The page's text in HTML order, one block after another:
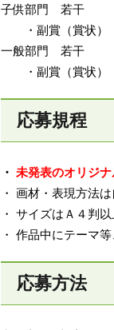
子供部門 若干
・副賞（賞状）
一般部門 若干
・副賞（賞状）
応募規程
・ 未発表のオリジナ
・ 画材・表現方法は
・ サイズはＡ４判
・ 作品中にテーマ
応募方法